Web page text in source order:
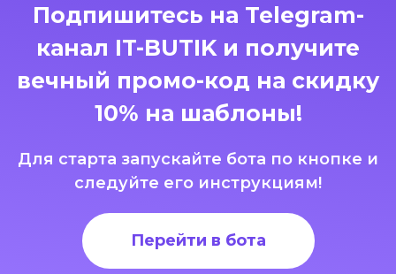
Подпишитесь на Telegram-
канал IT-BUTIK и получите
вечный промо-код на скидку
10% на шаблоны!
Для старта запускайте бота по кнопке и
следуйте его инструкциям!
Перейти в бота